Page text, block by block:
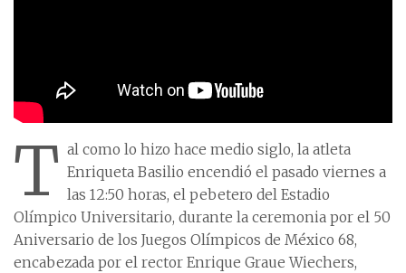
T al como lo hizo hace medio siglo, la atleta
Enriqueta Basilio encendió el pasado viernes a
las 12:50 horas, el pebetero del Estadio
Olímpico Universitario, durante la ceremonia por el 50
Aniversario de los Juegos Olímpicos de México 68,
encabezada por el rector Enrique Graue Wiechers,